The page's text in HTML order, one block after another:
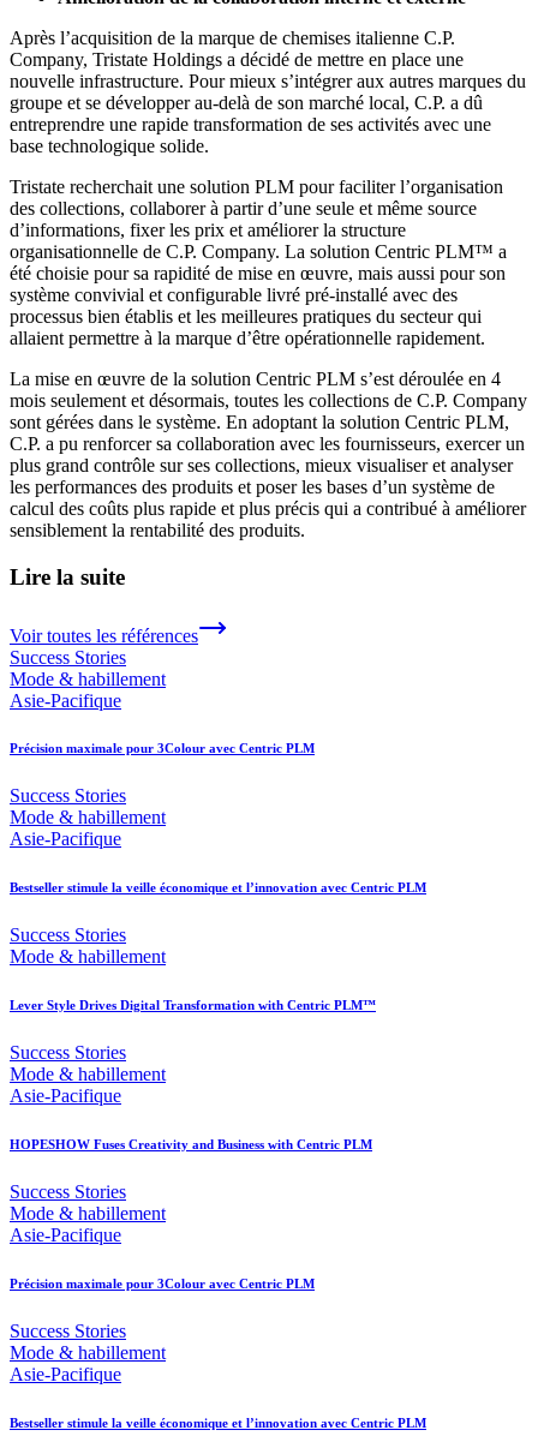
Après l’acquisition de la marque de chemises italienne C.P.
Company, Tristate Holdings a décidé de mettre en place une
nouvelle infrastructure. Pour mieux s’intégrer aux autres marques du
groupe et se développer au-delà de son marché local, C.P. a dû
entreprendre une rapide transformation de ses activités avec une
base technologique solide.
Tristate recherchait une solution PLM pour faciliter l’organisation
des collections, collaborer à partir d’une seule et même source
d’informations, fixer les prix et améliorer la structure
organisationnelle de C.P. Company. La solution Centric PLM™ a
été choisie pour sa rapidité de mise en œuvre, mais aussi pour son
système convivial et configurable livré pré-installé avec des
processus bien établis et les meilleures pratiques du secteur qui
allaient permettre à la marque d’être opérationnelle rapidement.
La mise en œuvre de la solution Centric PLM s’est déroulée en 4
mois seulement et désormais, toutes les collections de C.P. Company
sont gérées dans le système. En adoptant la solution Centric PLM,
C.P. a pu renforcer sa collaboration avec les fournisseurs, exercer un
plus grand contrôle sur ses collections, mieux visualiser et analyser
les performances des produits et poser les bases d’un système de
calcul des coûts plus rapide et plus précis qui a contribué à améliorer
sensiblement la rentabilité des produits.
Lire la suite
Voir toutes les références
Success Stories
Mode & habillement
Asie-Pacifique
Précision maximale pour 3Colour avec Centric PLM
Success Stories
Mode & habillement
Asie-Pacifique
Bestseller stimule la veille économique et l’innovation avec Centric PLM
Success Stories
Mode & habillement
Lever Style Drives Digital Transformation with Centric PLM™
Success Stories
Mode & habillement
Asie-Pacifique
HOPESHOW Fuses Creativity and Business with Centric PLM
Success Stories
Mode & habillement
Asie-Pacifique
Précision maximale pour 3Colour avec Centric PLM
Success Stories
Mode & habillement
Asie-Pacifique
Bestseller stimule la veille économique et l’innovation avec Centric PLM